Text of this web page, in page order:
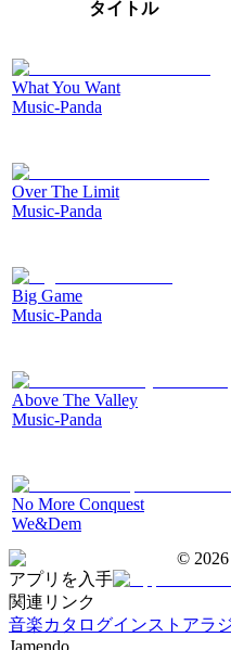
タイトル
What You Want
Music-Panda
Over The Limit
Music-Panda
Big Game
Music-Panda
Above The Valley
Music-Panda
No More Conquest
We&Dem
© 2026
アプリを入手
関連リンク
音楽カタログインストアラ
Jamendo